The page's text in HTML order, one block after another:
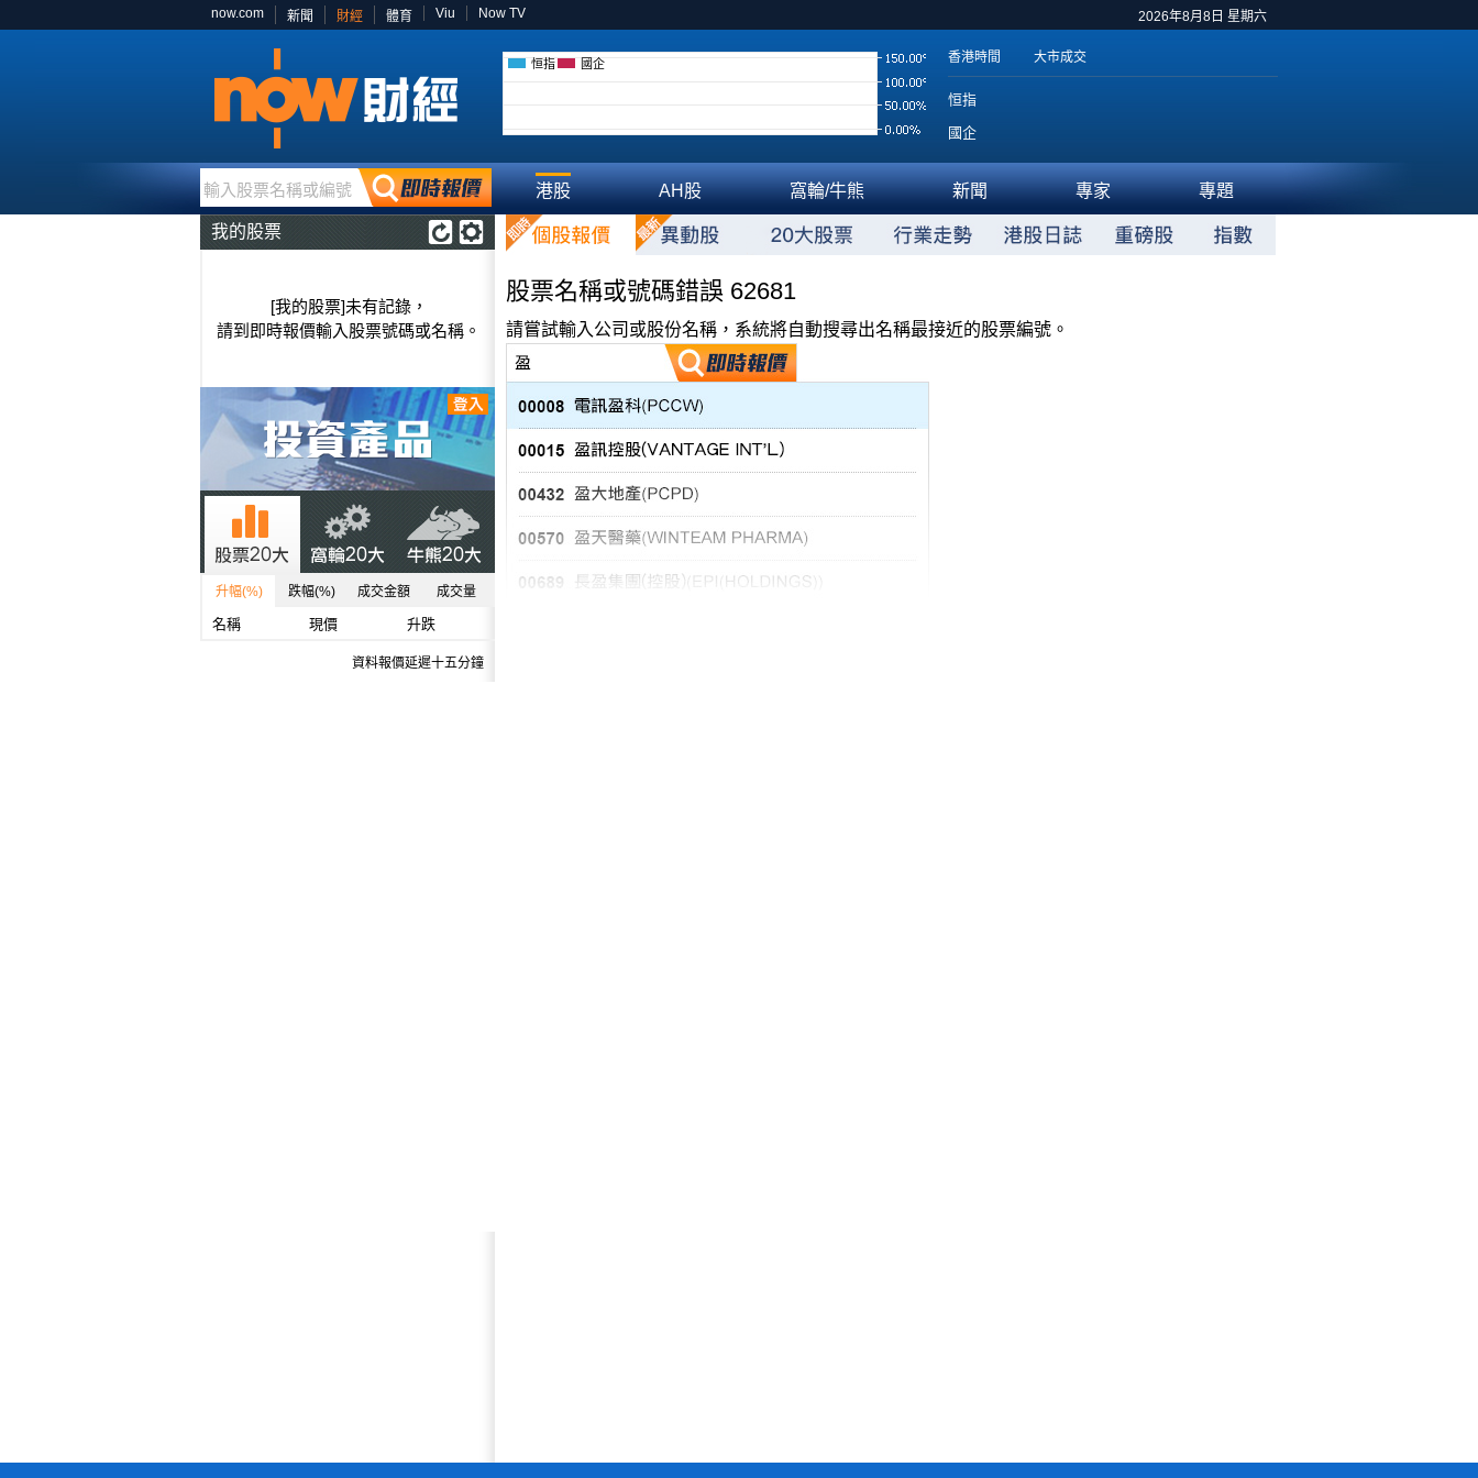
2026年8月8日 星期六
now.com 新聞 財經 體育 Viu Now TV
恒指 國企 香港時間 大市成交
恒指
國企
輸入股票名稱或編號 港股 AH股 窩輪/牛熊 新聞 專家 專題
我的股票
[我的股票]未有記錄，
請到即時報價輸入股票號碼或名稱。
升幅(%) 跌幅(%) 成交金額 成交量
名稱 現價 升跌
資料報價延遲十五分鐘
股票名稱或號碼錯誤 62681
請嘗試輸入公司或股份名稱，系統將自動搜尋出名稱最接近的股票編號。